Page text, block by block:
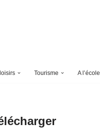
Tourisme A l’école